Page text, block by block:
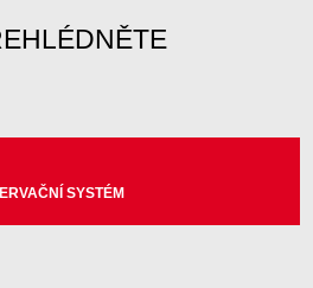
SYSTÉM